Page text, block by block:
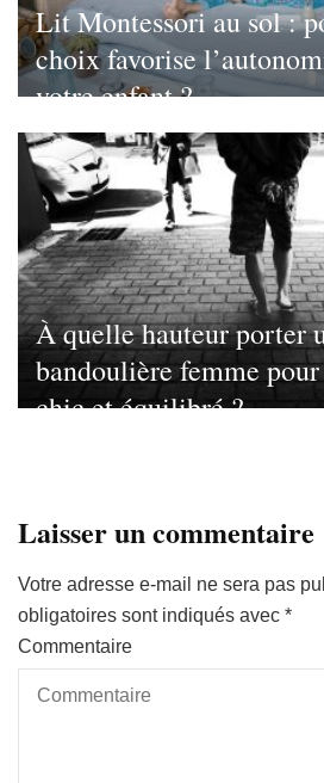
Lit Montessori au sol :
choix favorise
votre enfant ?
À quelle hauteur porter
bandoulière femme
chic et équilibré ?
Laisser un commentaire
Votre adresse e-mail ne sera pas
obligatoires sont indiqués avec *
Commentaire